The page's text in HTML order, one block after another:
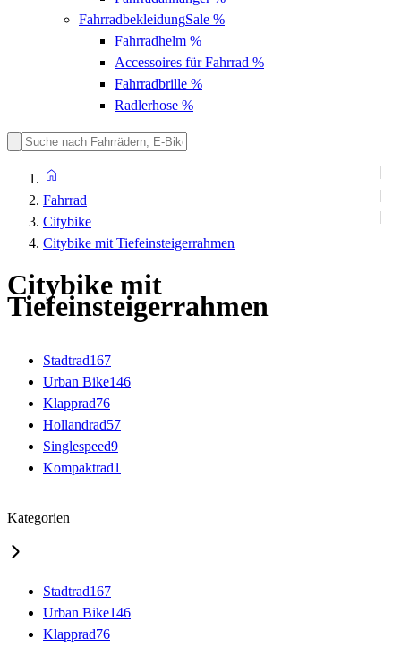
FahrradbekleidungSale %
Fahrradhelm %
Accessoires für Fahrrad %
Fahrradbrille %
Radlerhose %
Fahrrad
Citybike
Citybike mit Tiefeinsteigerrahmen
Citybike mit
Tiefeinsteigerrahmen
Stadtrad167
Urban Bike146
Klapprad76
Hollandrad57
Singlespeed9
Kompaktrad1
Kategorien
Stadtrad167
Urban Bike146
Klapprad76